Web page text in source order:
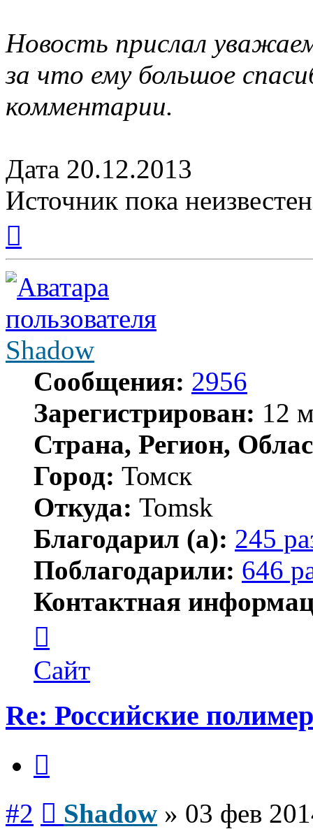
Новость прислал
за что ему большое
комментарии.
Дата 20.12.2013
Источник пока
началу
Shadow
Сообщения: 2956
Зарегистрирован: 12
Страна, Регион,
Город: Томск
Откуда: Tomsk
Благодарил (а): 245
Поблагодарили: 646
Контактная
пользователя
Shadow
Сайт
Re: Российские
#2 Shadow » 03 фев